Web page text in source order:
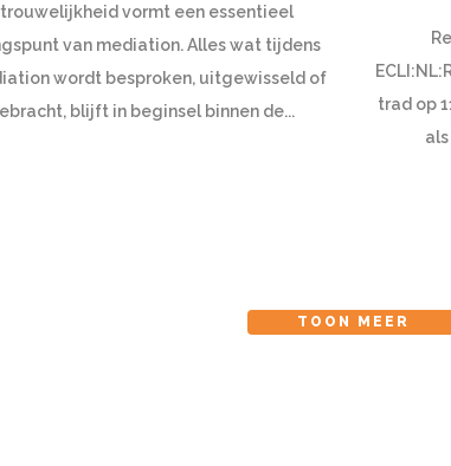
vormt een essentieel
van mediation. Alles wat tijdens
wordt besproken, uitgewisseld of
blijft in beginsel binnen de...
trad op
TOON MEER